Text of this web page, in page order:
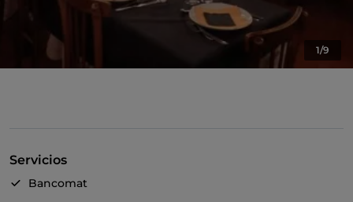
1/9
Servicios
Bancomat